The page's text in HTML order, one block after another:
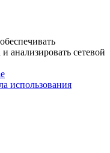
анализировать сетевой
использования